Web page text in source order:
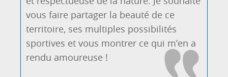
vous faire partager la beauté de ce
territoire, ses multiples possibilités
sportives et vous montrer ce qui m’en a
rendu amoureuse !